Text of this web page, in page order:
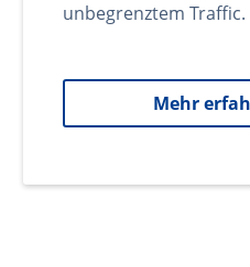
unbegrenztem Traffic.
Mehr